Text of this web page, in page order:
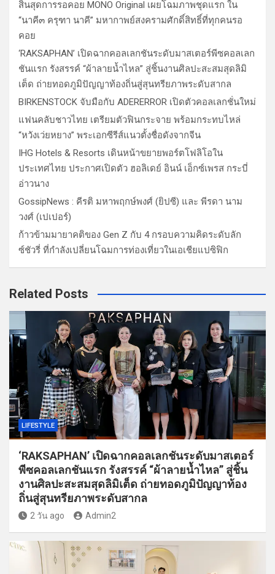
สิ้นสุดการรอคอย MONO Original เผยโฉมภาพชุดแรก ใน
“นาคี๓ ครุฑา นาคี” มหากาพย์สงครามศักดิ์สิทธิ์ที่ทุกคนรอ
คอย
‘RAKSAPHAN’ เปิดฉากคอลเลกชันระดับมาสเตอร์พีซคอลเลก
ชันแรก รังสรรค์ “ผ้าลายน้ำไหล” สู่ชิ้นงานศิลปะสะสมสุดลิมิ
เต็ด ถ่ายทอดภูมิปัญญาท้องถิ่นสู่สุนทรียภาพระดับสากล
BIRKENSTOCK จับมือกับ ADERERROR เปิดตัวคอลเลกชั่นใหม่
แฟนคลับชาวไทย เตรียมตัวฟินกระจาย พร้อมกระทบไหล่
“หวังเว่ยหยาง” พระเอกซีรีส์แนวตั้งชื่อดังจากจีน
IHG Hotels & Resorts เดินหน้าขยายพอร์ตโฟลิโอใน
ประเทศไทย ประกาศเปิดตัว ฮอลิเดย์ อินน์ เอ็กซ์เพรส กระบี่
อ่าวนาง
GossipNews : คีรติ มหาพฤกษ์พงศ์ (ยิปซี) และ พีรดา นาม
วงศ์ (เปเปอร์)
ก้าวข้ามมายาคติของ Gen Z กับ 4 กรอบความคิดระดับลัก
ซ์ชัวรี่ ที่กำลังเปลี่ยนโฉมการท่องเที่ยวในเอเชียแปซิฟิก
Related Posts
LIFESTYLE
‘RAKSAPHAN’ เปิดฉากคอลเลกชันระดับมาสเตอร์
พีซคอลเลกชันแรก รังสรรค์ “ผ้าลายน้ำไหล” สู่ชิ้น
งานศิลปะสะสมสุดลิมิเต็ด ถ่ายทอดภูมิปัญญาท้อง
ถิ่นสู่สุนทรียภาพระดับสากล
2 วัน ago Admin2